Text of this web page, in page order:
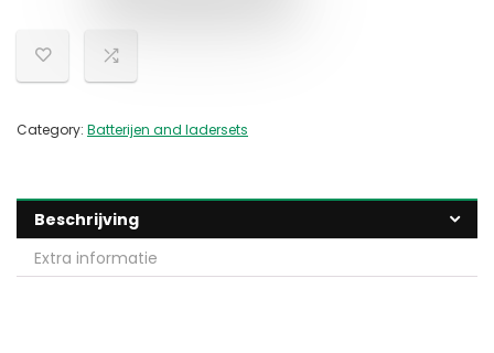
Category: Batterijen and ladersets
Beschrijving
Extra informatie